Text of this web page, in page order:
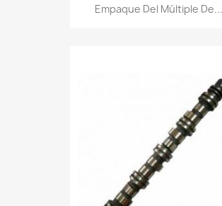
Empaque Del Múltiple De...